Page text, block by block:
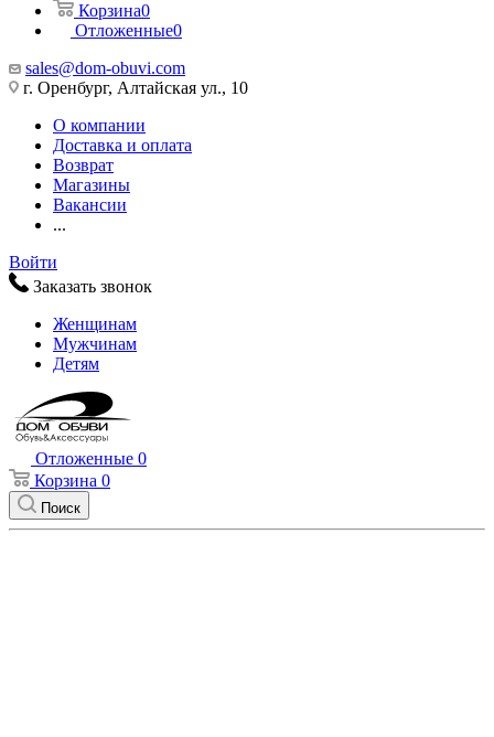
Корзина0
Отложенные0
sales@dom-obuvi.com
г. Оренбург, Алтайская ул., 10
О компании
Доставка и оплата
Возврат
Магазины
Вакансии
...
Войти
Заказать звонок
Женщинам
Мужчинам
Детям
Отложенные 0
Корзина 0
Поиск